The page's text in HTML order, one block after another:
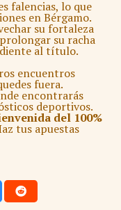
falencias, lo que
en Bérgamo.
su fortaleza
su racha
al título.
encuentros
fuera.
encontrarás
deportivos.
del 100%
tus apuestas